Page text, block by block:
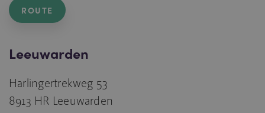
ROUTE
Leeuwarden
Harlingertrekweg 53
8913 HR Leeuwarden